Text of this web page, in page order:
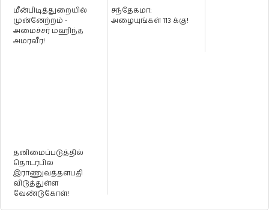
மீன்பிடித்துறையில்
முன்னேற்றம் -
அமைச்சர் மஹிந்த
அமரவீர!
சந்தேகமா:
அழையுங்கள் 113 க்கு!
தனிமைப்படுத்தில்
தொடர்பில்
இராணுவத்தளபதி
விடுத்துள்ள
வேண்டுகோள்!